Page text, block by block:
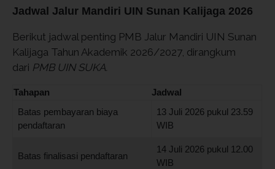
Jadwal Jalur Mandiri UIN Sunan Kalijaga 2026
Berikut jadwal penting PMB Jalur Mandiri UIN Sunan
Kalijaga Tahun Akademik 2026/2027, dirangkum
dari PMB UIN SUKA.
Tahapan
Jadwal
Batas pembayaran biaya
pendaftaran
13 Juli 2026 pukul 23.59
WIB
Batas finalisasi pendaftaran
14 Juli 2026 pukul 12.00
WIB